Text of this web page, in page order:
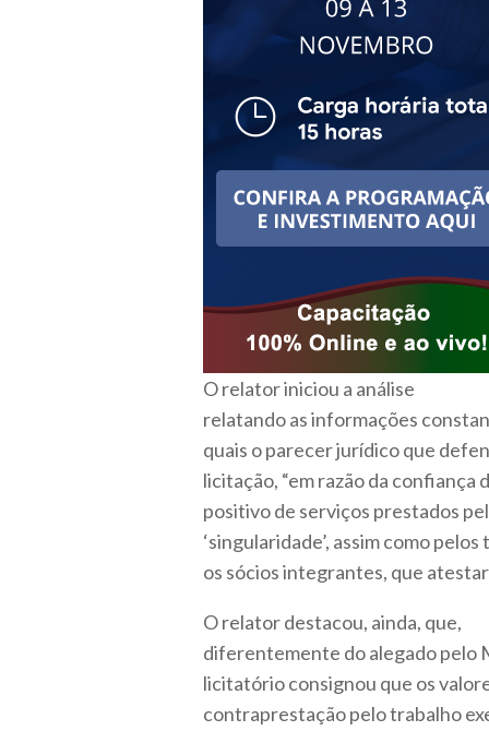
O relator iniciou a análise
relatando as informações
quais o parecer jurídico que
licitação, “em razão da
positivo de serviços prestados
‘singularidade’, assim como
os sócios integrantes, que
O relator destacou, ainda, que,
diferentemente do alegado pelo
licitatório consignou que os
contraprestação pelo trabalho